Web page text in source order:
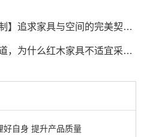
】追求家具与空间的完美契
，为什么红木家具不适宜采用
好自身 提升产品质量